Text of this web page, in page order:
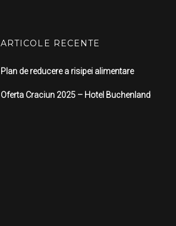
ARTICOLE RECENTE
Plan de reducere a risipei alimentare
Oferta Craciun 2025 – Hotel Buchenland